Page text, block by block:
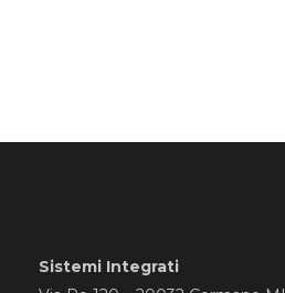
Sistemi Integrati